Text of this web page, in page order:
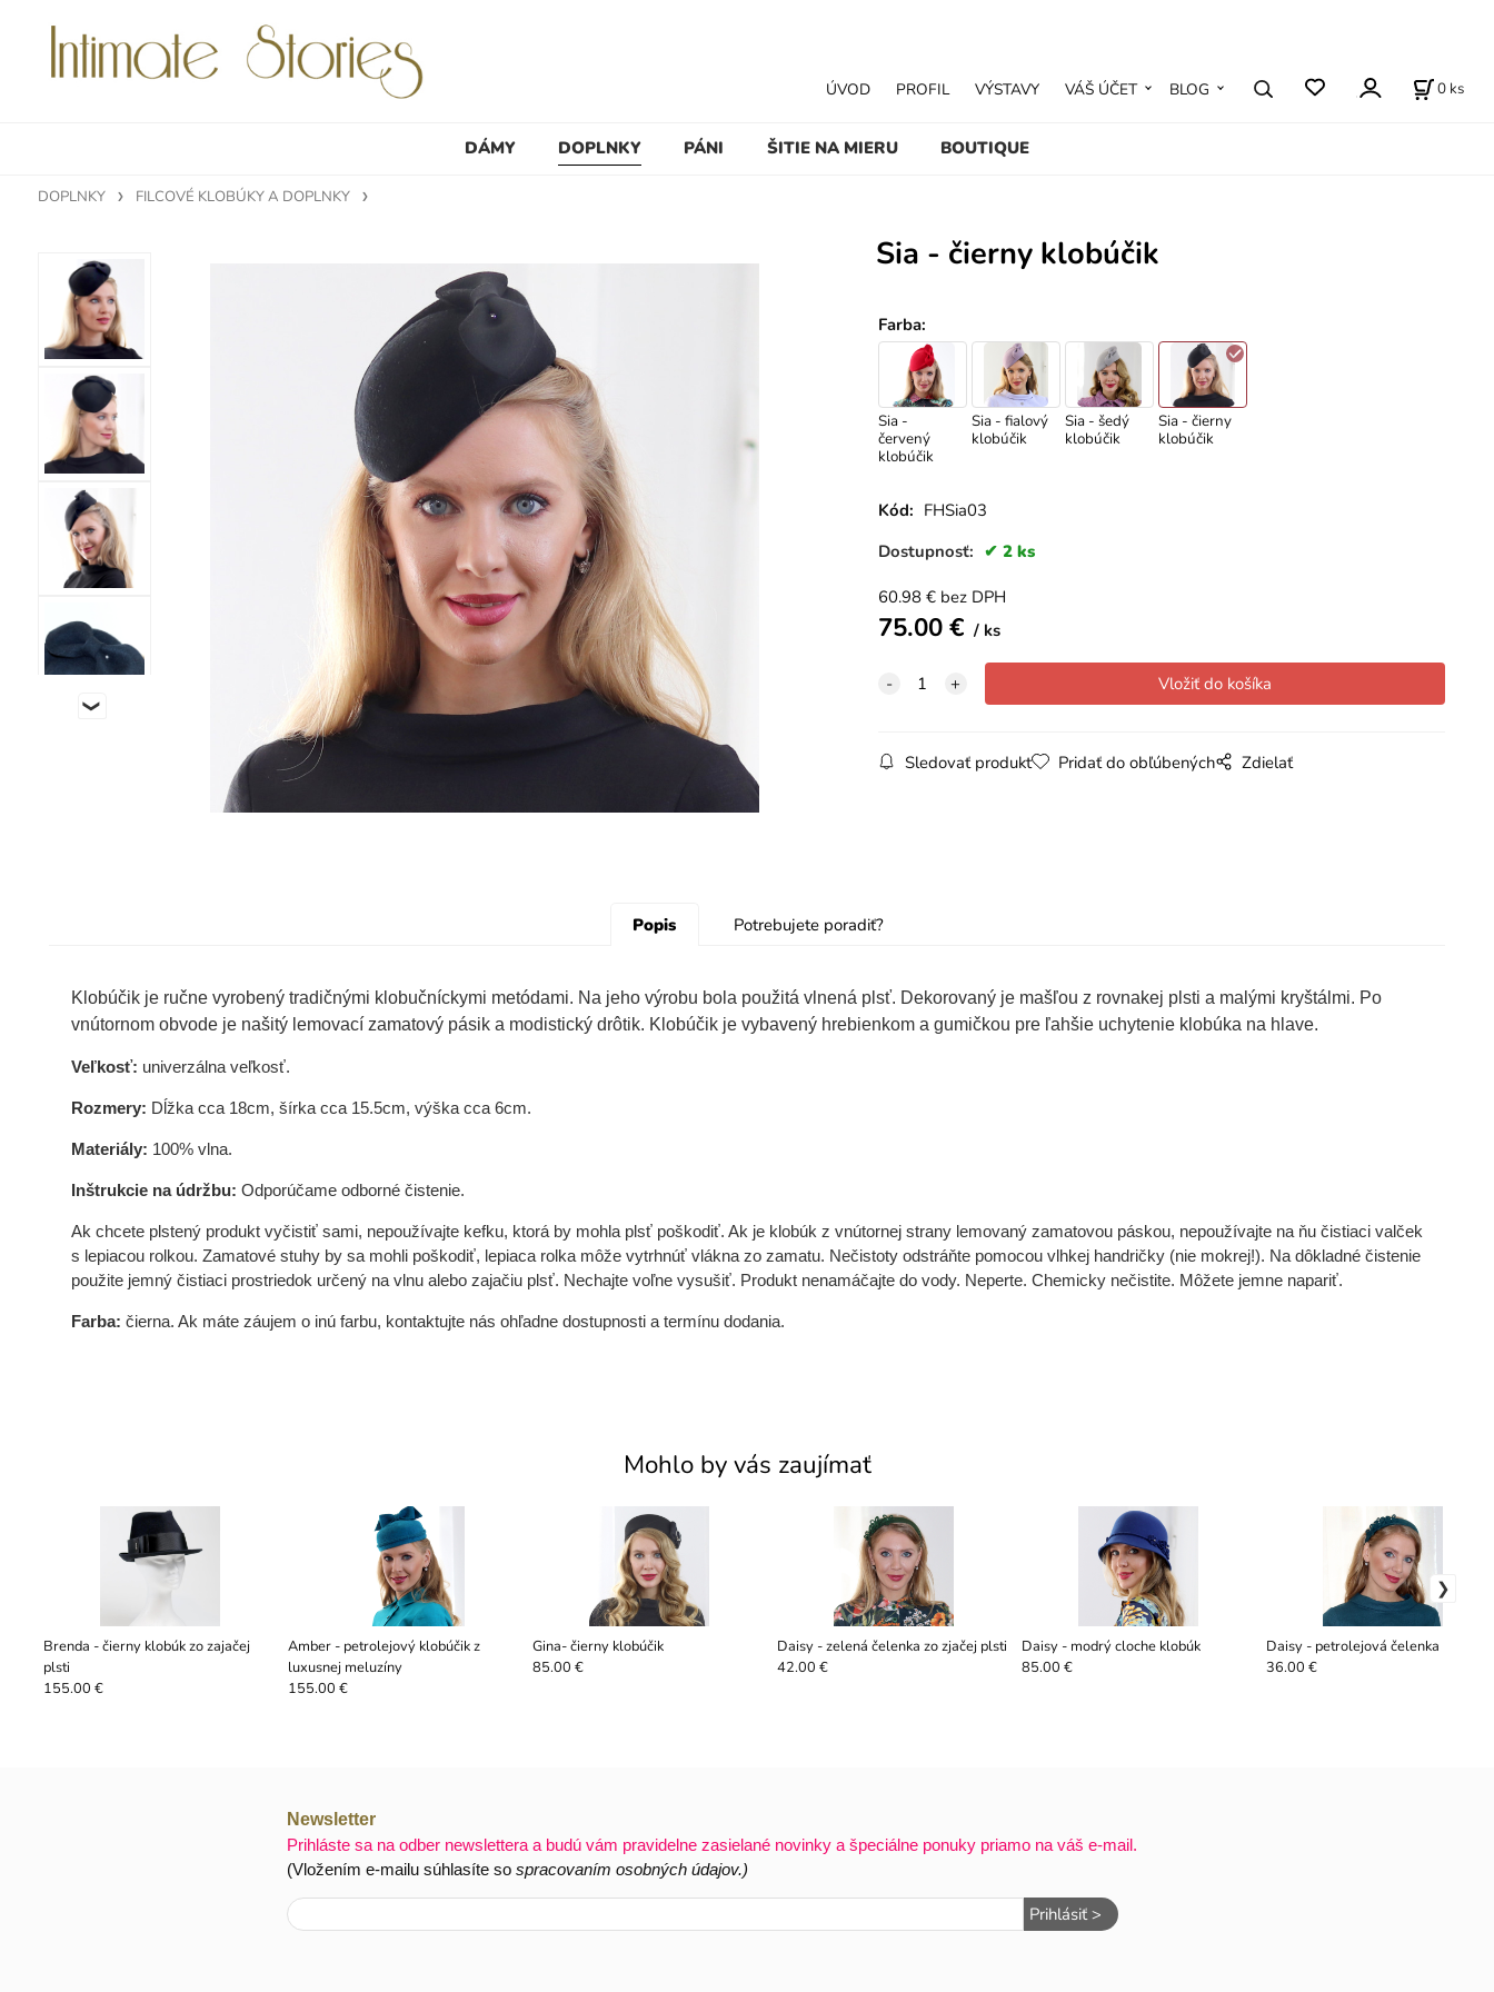
DÁMY DOPLNKY PÁNI ŠITIE NA MIERU BOUTIQUE
ÚVOD PROFIL VÝSTAVY VÁŠ ÚČET BLOG 0 ks
DOPLNKY FILCOVÉ KLOBÚKY A DOPLNKY
Sia - čierny klobúčik
Farba:
Sia -
červený
klobúčik
Sia - fialový
klobúčik
Sia - šedý
klobúčik
Sia - čierny
klobúčik
Kód: FHSia03
Dostupnosť:
2 ks
60.98€ bez DPH
75.00€ ks
Sledovať produkt Pridať do obľúbených Zdielať
Popis Potrebujete poradiť?
Klobúčik je ručne vyrobený tradičnými klobučníckymi metódami. Na jeho výrobu bola použitá vlnená plsť. Dekorovaný je mašľou z rovnakej plsti a malými kryštálmi. Po
vnútornom obvode je našitý lemovací zamatový pásik a modistický drôtik. Klobúčik je vybavený hrebienkom a gumičkou pre ľahšie uchytenie klobúka na hlave.
Veľkosť: univerzálna veľkosť.
Rozmery: Dĺžka cca 18cm, šírka cca 15.5cm, výška cca 6cm.
Materiály: 100% vlna.
Inštrukcie na údržbu: Odporúčame odborné čistenie.
Ak chcete plstený produkt vyčistiť sami, nepoužívajte kefku, ktorá by mohla plsť poškodiť. Ak je klobúk z vnútornej strany lemovaný zamatovou páskou, nepoužívajte na ňu čistiaci valček
s lepiacou rolkou. Zamatové stuhy by sa mohli poškodiť, lepiaca rolka môže vytrhnúť vlákna zo zamatu. Nečistoty odstráňte pomocou vlhkej handričky (nie mokrej!). Na dôkladné čistenie
použite jemný čistiaci prostriedok určený na vlnu alebo zajačiu plsť. Nechajte voľne vysušiť. Produkt nenamáčajte do vody. Neperte. Chemicky nečistite. Môžete jemne napariť.
Farba: čierna. Ak máte záujem o inú farbu, kontaktujte nás ohľadne dostupnosti a termínu dodania.
Mohlo by vás zaujímať
Brenda - čierny klobúk zo zajačej
plsti
155.00 €
Amber - petrolejový klobúčik z
luxusnej meluzíny
155.00 €
Gina- čierny klobúčik
85.00 €
Daisy - zelená čelenka zo zjačej plsti
42.00 €
Daisy - modrý cloche klobúk
85.00 €
Daisy - petrolejová čelenka
36.00 €
Newsletter
Prihláste sa na odber newslettera a budú vám pravidelne zasielané novinky a špeciálne ponuky priamo na váš e-mail.
(Vložením e-mailu súhlasíte so spracovaním osobných údajov.)
Prihlásiť >